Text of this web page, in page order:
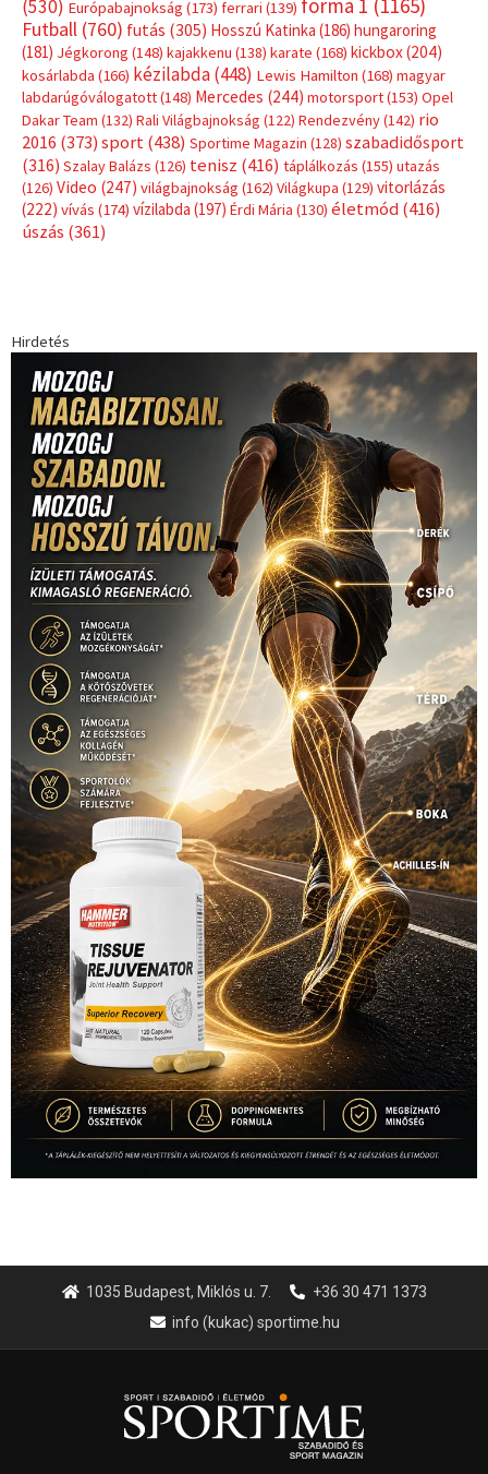
(530) Európabajnokság (173) ferrari (139) forma 1 (1165)
Futball (760) futás (305) Hosszú Katinka (186) hungaroring
(181) Jégkorong (148) kajakkenu (138) karate (168) kickbox(204)
kosárlabda (166) kézilabda(448) Lewis Hamilton (168) magyar
labdarúgóválogatott(148) Mercedes (244) motorsport(153) Opel
Dakar Team (132) Rali Világbajnokság (122) Rendezvény(142) rio
2016 (373) sport(438) Sportime Magazin (128) szabadidősport
(316) Szalay Balázs (126) tenisz (416) táplálkozás (155) utazás
(126) Video (247) világbajnokság (162) Világkupa (129) vitorlázás
(222) vívás (174) vízilabda (197) Érdi Mária (130) életmód(416)
úszás (361)
Hirdetés
1035 Budapest, Miklós u. 7.
+36 30 471 1373
info (kukac) sportime.hu